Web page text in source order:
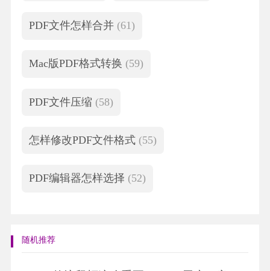
PDF文件怎样合并 (61)
Mac版PDF格式转换 (59)
PDF文件压缩 (58)
怎样修改PDF文件格式 (55)
PDF编辑器怎样选择 (52)
随机推荐